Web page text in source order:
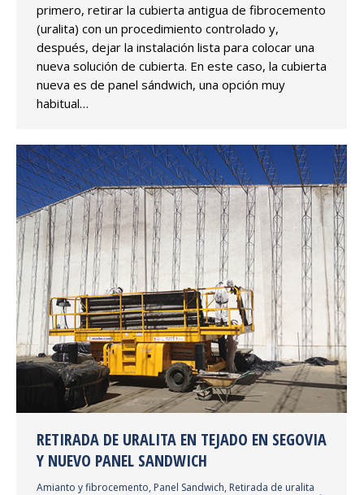
primero, retirar la cubierta antigua de fibrocemento
(uralita) con un procedimiento controlado y,
después, dejar la instalación lista para colocar una
nueva solución de cubierta. En este caso, la cubierta
nueva es de panel sándwich, una opción muy
habitual…
RETIRADA DE URALITA EN TEJADO EN SEGOVIA
Y NUEVO PANEL SANDWICH
Amianto y fibrocemento, Panel Sandwich, Retirada de uralita